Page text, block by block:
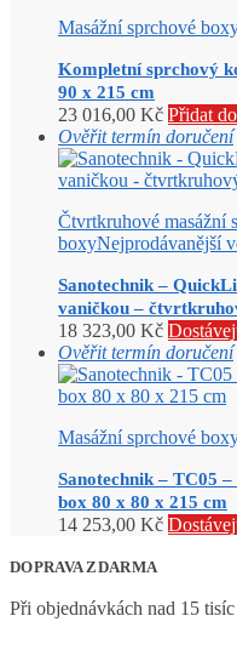
Masážní sprchové
Kompletní sprchový
90 x 215 cm
23 016,00 Kč Přidat
Ověřit termín doručení
Čtvrtkruhové masážní
boxyNejprodávanější
Sanotechnik –
vaničkou –
18 323,00 Kč
Ověřit termín doručení
Masážní sprchové
Sanotechnik – TC05
box 80 x 80 x 215 cm
14 253,00 Kč
DOPRAVA ZDARMA
Při objednávkách nad 15